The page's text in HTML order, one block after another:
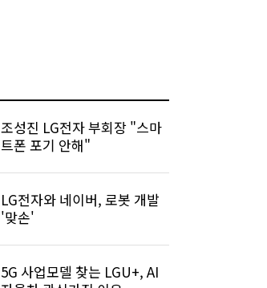
조성진 LG전자 부회장 "스마
트폰 포기 안해"
LG전자와 네이버, 로봇 개발
'맞손'
5G 사업모델 찾는 LGU+, AI